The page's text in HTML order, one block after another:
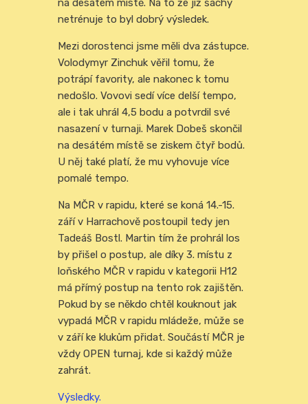
na desátém místě. Na to že již šachy
netrénuje to byl dobrý výsledek.
Mezi dorostenci jsme měli dva zástupce.
Volodymyr Zinchuk věřil tomu, že
potrápí favority, ale nakonec k tomu
nedošlo. Vovovi sedí více delší tempo,
ale i tak uhrál 4,5 bodu a potvrdil své
nasazení v turnaji. Marek Dobeš skončil
na desátém místě se ziskem čtyř bodů.
U něj také platí, že mu vyhovuje více
pomalé tempo.
Na MČR v rapidu, které se koná 14.-15.
září v Harrachově postoupil tedy jen
Tadeáš Bostl. Martin tím že prohrál los
by přišel o postup, ale díky 3. místu z
loňského MČR v rapidu v kategorii H12
má přímý postup na tento rok zajištěn.
Pokud by se někdo chtěl kouknout jak
vypadá MČR v rapidu mládeže, může se
v září ke klukům přidat. Součástí MČR je
vždy OPEN turnaj, kde si každý může
zahrát.
Výsledky.